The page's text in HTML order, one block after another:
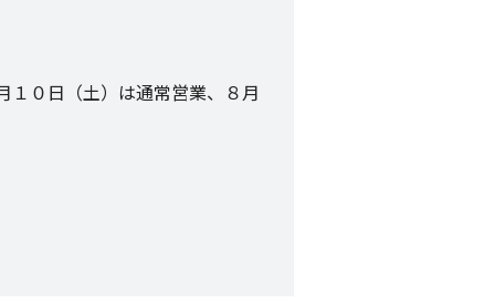
１０日（土）は通常営業、８月